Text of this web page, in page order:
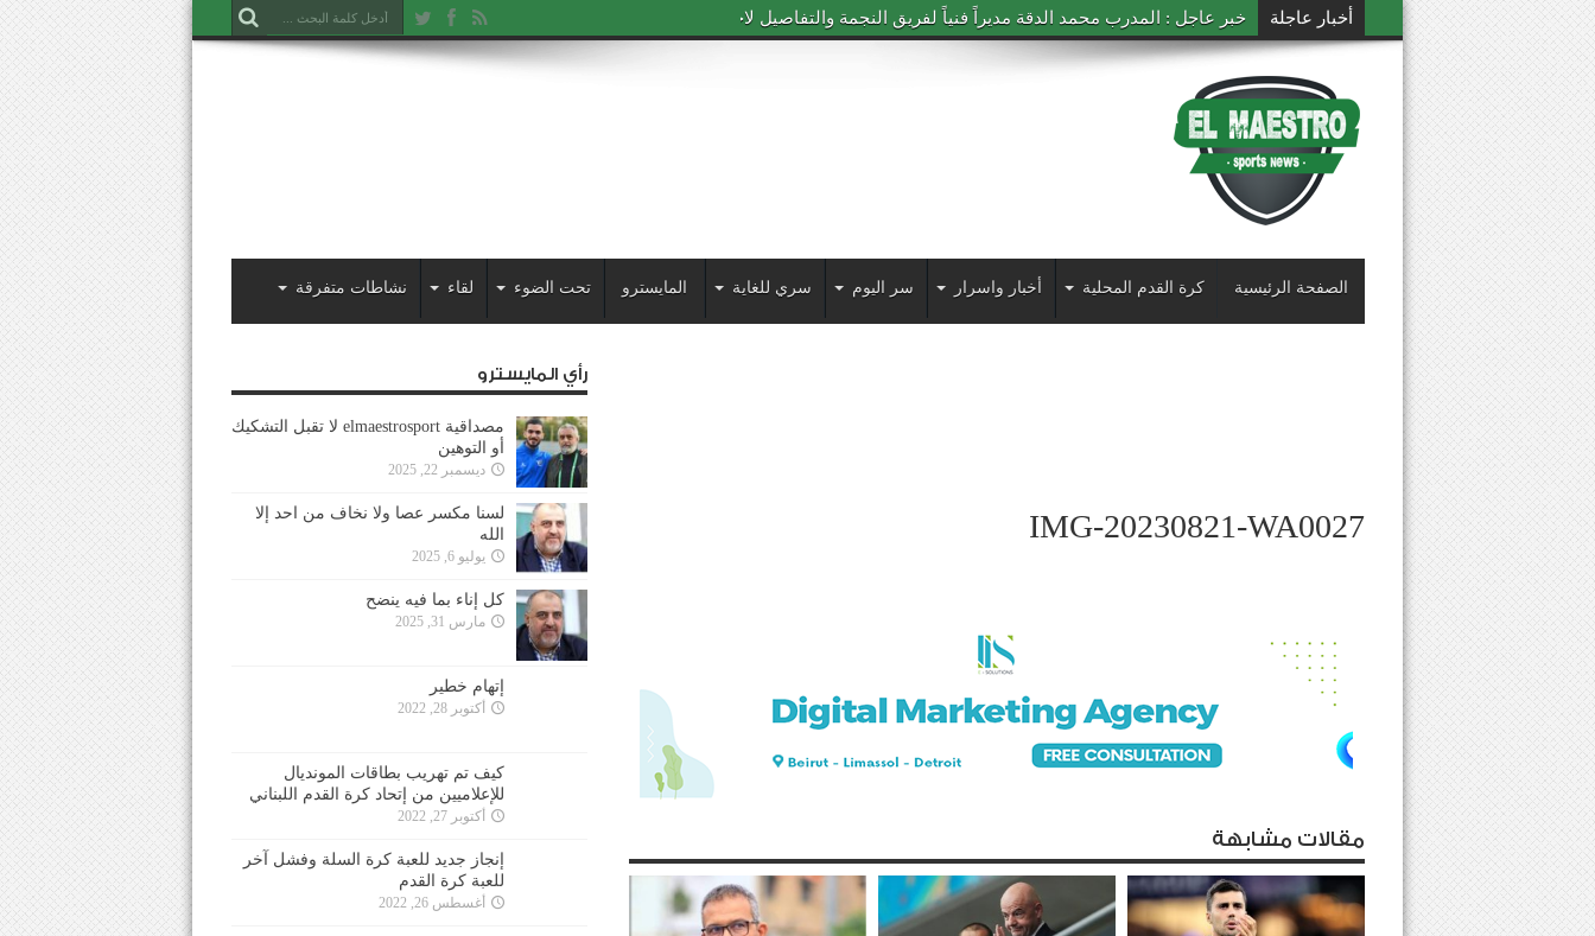
أخبار عاجلة خبر عاجل : المدرب محمد الدقة مديراً فنياً لفريق النجمة والتفاصيل لاحقاً
الصفحة الرئيسية كرة القدم المحلية أخبار واسرار سر اليوم سري للغاية المايسترو تحت الضوء لقاء نشاطات متفرقة
IMG-20230821-WA0027
مقالات مشابهة
رأي المايسترو
مصداقية elmaestrosport لا تقبل التشكيك
أو التوهين
ديسمبر 22, 2025
لسنا مكسر عصا ولا نخاف من احد إلا
الله
يوليو 6, 2025
كل إناء بما فيه ينضح
مارس 31, 2025
إتهام خطير
أكتوبر 28, 2022
كيف تم تهريب بطاقات المونديال
للإعلاميين من إتحاد كرة القدم اللبناني
أكتوبر 27, 2022
إنجاز جديد للعبة كرة السلة وفشل آخر
للعبة كرة القدم
أغسطس 26, 2022